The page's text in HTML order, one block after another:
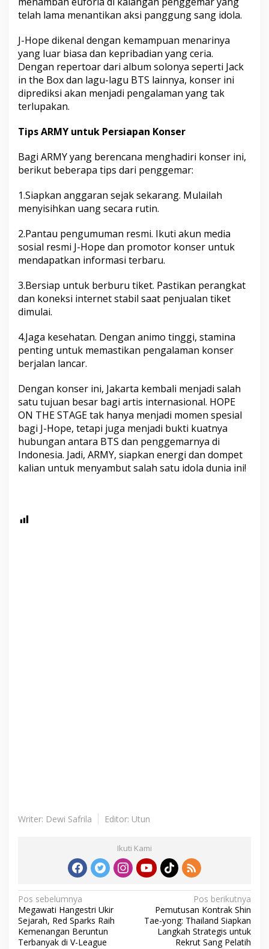
telah lama menantikan aksi panggung sang idola.
J-Hope dikenal dengan kemampuan menarinya
yang luar biasa dan kepribadian yang ceria.
Dengan repertoar dari album solonya seperti Jack
in the Box dan lagu-lagu BTS lainnya, konser ini
diprediksi akan menjadi pengalaman yang tak
terlupakan.
Tips ARMY untuk Persiapan Konser
Bagi ARMY yang berencana menghadiri konser ini,
berikut beberapa tips dari penggemar:
1.Siapkan anggaran sejak sekarang. Mulailah
menyisihkan uang secara rutin.
2.Pantau pengumuman resmi. Ikuti akun media
sosial resmi J-Hope dan promotor konser untuk
mendapatkan informasi terbaru.
3.Bersiap untuk berburu tiket. Pastikan perangkat
dan koneksi internet stabil saat penjualan tiket
dimulai.
4.Jaga kesehatan. Dengan animo tinggi, stamina
penting untuk memastikan pengalaman konser
berjalan lancar.
Dengan konser ini, Jakarta kembali menjadi salah
satu tujuan besar bagi artis internasional. HOPE
ON THE STAGE tak hanya menjadi momen spesial
bagi J-Hope, tetapi juga menjadi bukti kuatnya
hubungan antara BTS dan penggemarnya di
Indonesia. Jadi, ARMY, siapkan energi dan dompet
kalian untuk menyambut salah satu idola dunia ini!
Writer: Dewi Safrila Editor: Utun
Ikuti Kami
N
a
v
Pos sebelumnya
Megawati Hangestri Ukir
Sejarah, Red Sparks Raih
Kemenangan Beruntun
Terbanyak di V-League
Pos berikutnya
Pemutusan Kontrak Shin
Tae-yong: Thailand Siapkan
Langkah Strategis untuk
Rekrut Sang Pelatih